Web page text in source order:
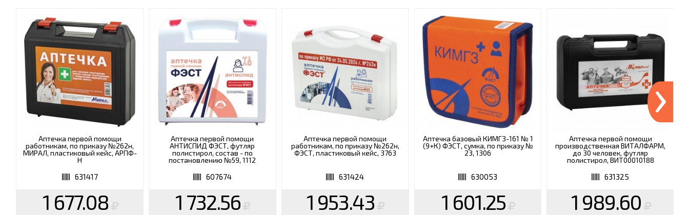
Аптечка первой помощи
работникам, по приказу №262н,
МИРАЛ, пластиковый кейс, АРПФ-
Н
631417
1 677.08
Аптечка первой помощи
АНТИСПИД ФЭСТ, футляр
полистирол, состав - по
постановлению №59, 1112
607674
1 732.56
Аптечка первой помощи
работникам, по приказу №262н,
ФЭСТ, пластиковый кейс, 3763
631424
1 953.43
Аптечка базовый КИМГЗ-161 № 1
(9+К) ФЭСТ, сумка, по приказу №
23, 1306
630053
1 601.25
Аптечка первой помощи
производственная ВИТАЛФАРМ,
до 30 человек, футляр
полистирол, ВИТ00010188
631325
1 989.60
›